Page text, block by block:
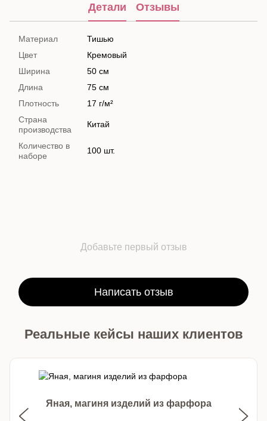
Детали Отзывы
Материал
Тишью
Цвет
Кремовый
Ширина
50 см
Длина
75 см
Плотность
17 г/м²
Страна
производства
Китай
Количество в
наборе
100 шт.
Добавьте первый отзыв
Написать отзыв
Реальные кейсы наших клиентов
Яная, магиня изделий из фарфора